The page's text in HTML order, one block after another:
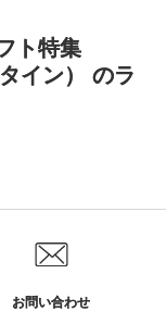
ト特集
イン） のラ
お問い合わせ